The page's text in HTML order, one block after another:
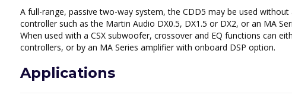
A full-range, passive two-way system, the CDD5 may be used
controller such as the Martin Audio DX0.5, DX1.5 or DX2, or an MA
When used with a CSX subwoofer, crossover and EQ functions can
controllers, or by an MA Series amplifier with onboard DSP option.
Applications